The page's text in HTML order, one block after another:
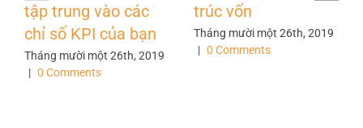
tập trung vào các
chỉ số KPI của bạn
Tháng mười một 26th, 2019
| 0 Comments
trúc vốn
Tháng mười một 26th, 2019
| 0 Comments